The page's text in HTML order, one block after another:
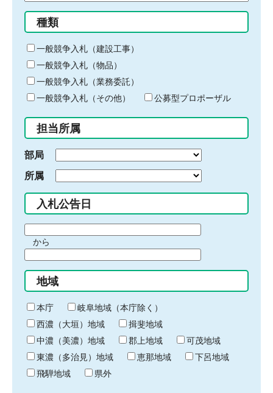
る
キ
ー
ワ
ー
ド
入
力
種類
一般競争入札（建設工事）
一般競争入札（物品）
一般競争入札（業務委託）
一般競争入札（その他）
公募型プロポーザル
担当所属
部局
所属
入札公告日
間
始
り
から
間
終
わ
り
地域
本庁
岐阜地域（本庁除く）
西濃（大垣）地域
揖斐地域
中濃（美濃）地域
郡上地域
可茂地域
東濃（多治見）地域
恵那地域
下呂地域
飛騨地域
県外